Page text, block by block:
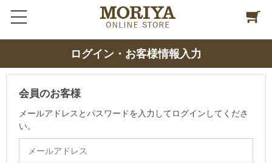
ログイン・お客様情報入力
会員のお客様
メールアドレスとパスワードを入力してログインしてくださ
い。